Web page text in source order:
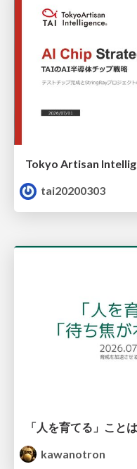
tai20200303
「人を育てる」こと
kawanotron